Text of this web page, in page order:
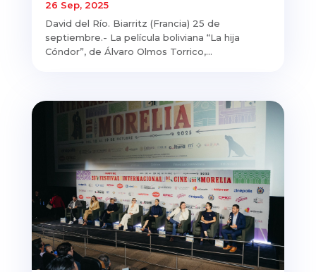
26 Sep, 2025
David del Río. Biarritz (Francia) 25 de
septiembre.- La película boliviana “La hija
Cóndor”, de Álvaro Olmos Torrico,...